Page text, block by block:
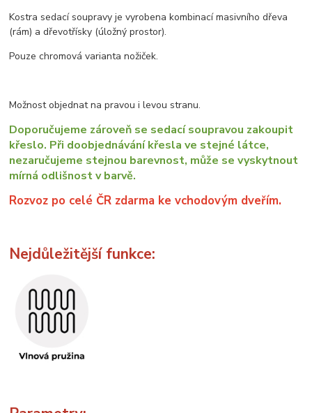
Kostra sedací soupravy je vyrobena kombinací masivního dřeva
(rám) a dřevotřísky (úložný prostor).
Pouze chromová varianta nožiček.
Možnost objednat na pravou i levou stranu.
Doporučujeme zároveň se sedací soupravou zakoupit
křeslo. Při doobjednávání křesla ve stejné látce,
nezaručujeme stejnou barevnost, může se vyskytnout
mírná odlišnost v barvě.
Rozvoz po celé ČR zdarma ke vchodovým dveřím.
Nejdůležitější funkce: